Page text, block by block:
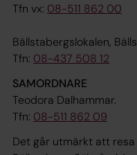
Tfn vx: 08-511 862 00
Bällstabergslokalen,
Tfn: 08-437 508 12
SAMORDNARE
Teodora Dalhammar.
Tfn: 08-511 862 09
Det går utmärkt att